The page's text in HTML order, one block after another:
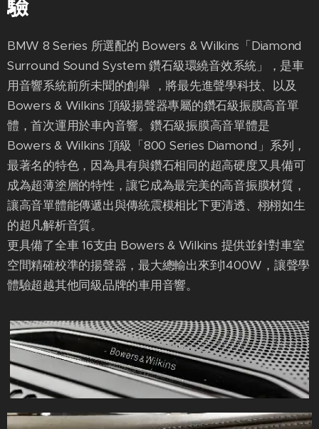
驗
BMW 8 Series 所選配的 Bowers & Wilkins「Diamond
Surround Sound System 鑽石級環繞音效系統」，是車
用音響系統前所未聞的創舉 ，將最先進聲學科技、以及
Bowers & Wilkins 頂級揚聲器專屬的鑽石級振膜高音單
體，首次運用於車內音響。鑽石級振膜高音單體是
Bowers & Wilkins 頂級「800 Series Diamond」系列，
最著名的特色，因為具有與鑽石相同的超高硬度又具備可
成為超薄塗層的特性，讓它成為最完美的高音振膜材質，
讓高音單體能傳遞出與傳統震模相比下更清透、栩栩如生
的超凡解析音質。
更具備了全車 16支由 Bowers & Wilkins 提供並針對車室
空間精確校準的揚聲器，最大總輸出來到1400W，讓聲學
體驗超越其他同級品牌的車用音響。